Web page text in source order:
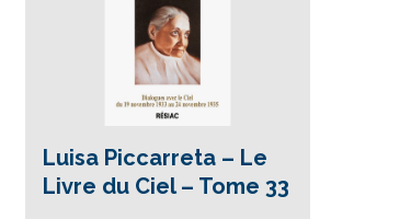
Luisa Piccarreta – Le
Livre du Ciel – Tome 33